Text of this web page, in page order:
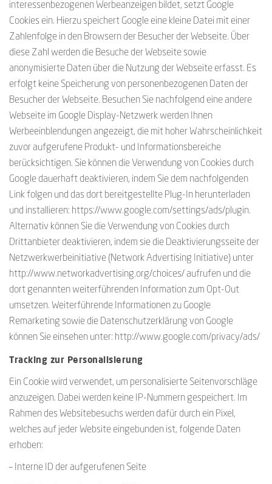
interessenbezogenen Werbeanzeigen bildet, setzt Google
Cookies ein. Hierzu speichert Google eine kleine Datei mit einer
Zahlenfolge in den Browsern der Besucher der Webseite. Über
diese Zahl werden die Besuche der Webseite sowie
anonymisierte Daten über die Nutzung der Webseite erfasst. Es
erfolgt keine Speicherung von personenbezogenen Daten der
Besucher der Webseite. Besuchen Sie nachfolgend eine andere
Webseite im Google Display-Netzwerk werden Ihnen
Werbeeinblendungen angezeigt, die mit hoher Wahrscheinlichkeit
zuvor aufgerufene Produkt- und Informationsbereiche
berücksichtigen. Sie können die Verwendung von Cookies durch
Google dauerhaft deaktivieren, indem Sie dem nachfolgenden
Link folgen und das dort bereitgestellte Plug-In herunterladen
und installieren: https://www.google.com/settings/ads/plugin.
Alternativ können Sie die Verwendung von Cookies durch
Drittanbieter deaktivieren, indem sie die Deaktivierungsseite der
Netzwerkwerbeinitiative (Network Advertising Initiative) unter
http://www.networkadvertising.org/choices/ aufrufen und die
dort genannten weiterführenden Information zum Opt-Out
umsetzen. Weiterführende Informationen zu Google
Remarketing sowie die Datenschutzerklärung von Google
können Sie einsehen unter: http://www.google.com/privacy/ads/
Tracking zur Personalisierung
Ein Cookie wird verwendet, um personalisierte Seitenvorschläge
anzuzeigen. Dabei werden keine IP-Nummern gespeichert. Im
Rahmen des Websitebesuchs werden dafür durch ein Pixel,
welches auf jeder Website eingebunden ist, folgende Daten
erhoben:
– Interne ID der aufgerufenen Seite